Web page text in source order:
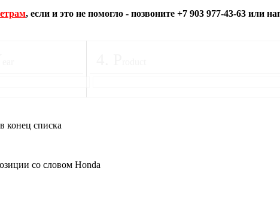
, если и это не помогло - позвоните +7 903 977-43-63 или
конец списка
со словом Honda